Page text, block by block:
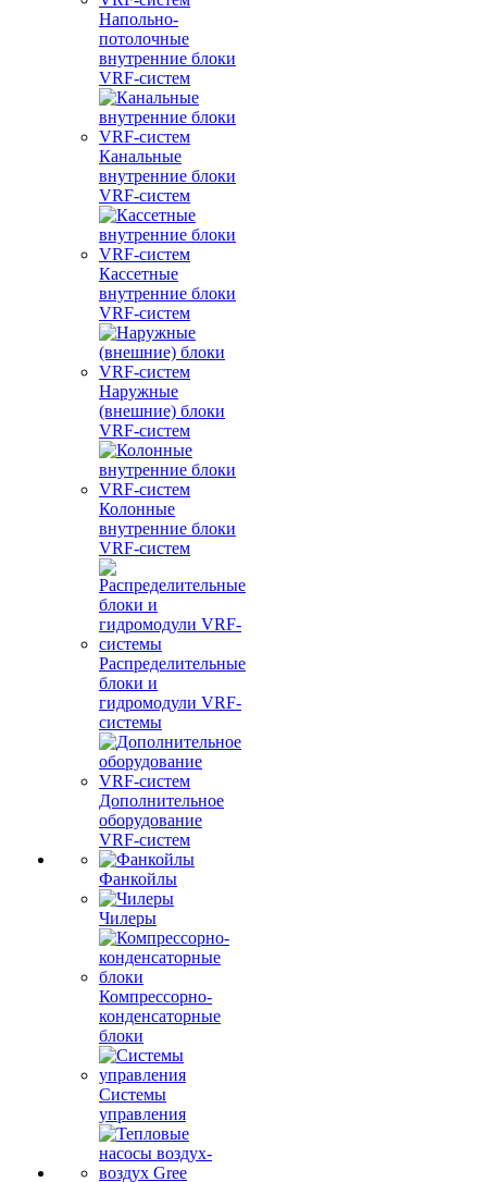
Напольно-
потолочные
внутренние блоки
VRF-систем
Канальные
внутренние блоки
VRF-систем
Кассетные
внутренние блоки
VRF-систем
Наружные
(внешние) блоки
VRF-систем
Колонные
внутренние блоки
VRF-систем
Распределительные
блоки и
гидромодули VRF-
системы
Дополнительное
оборудование
VRF-систем
Фанкойлы
Чилеры
Компрессорно-
конденсаторные
блоки
Системы
управления